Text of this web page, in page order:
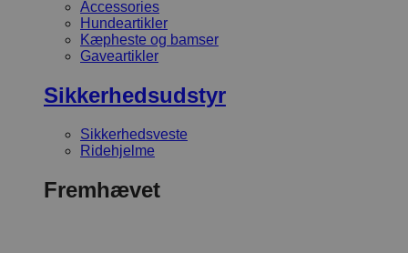
Accessories
Hundeartikler
Kæpheste og bamser
Gaveartikler
Sikkerhedsudstyr
Sikkerhedsveste
Ridehjelme
Fremhævet